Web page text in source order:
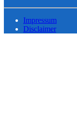
Impressum
Disclaimer